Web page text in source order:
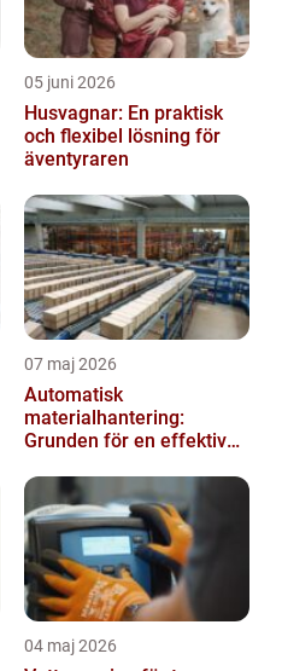
05 juni 2026
Husvagnar: En praktisk
och flexibel lösning för
äventyraren
07 maj 2026
Automatisk
materialhantering:
Grunden för en effektiv
04 maj 2026